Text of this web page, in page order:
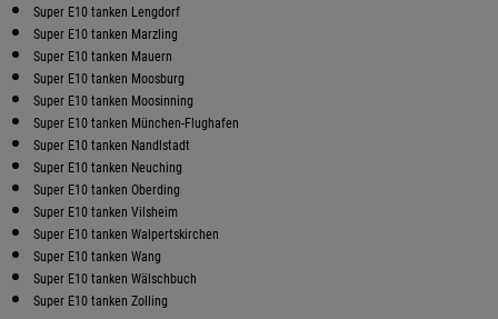
Super E10 tanken Lengdorf
Super E10 tanken Marzling
Super E10 tanken Mauern
Super E10 tanken Moosburg
Super E10 tanken Moosinning
Super E10 tanken München-Flughafen
Super E10 tanken Nandlstadt
Super E10 tanken Neuching
Super E10 tanken Oberding
Super E10 tanken Vilsheim
Super E10 tanken Walpertskirchen
Super E10 tanken Wang
Super E10 tanken Wälschbuch
Super E10 tanken Zolling